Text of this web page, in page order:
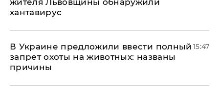
жителя Львовщины обнаружили
хантавирус
В Украине предложили ввести полный
запрет охоты на животных: названы
причины
15:47